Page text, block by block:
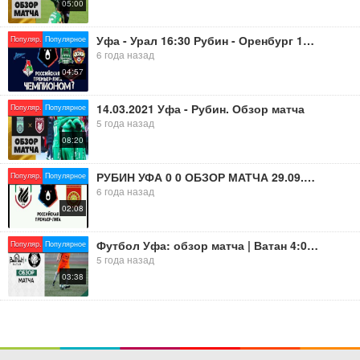
05:00
Популяр. Популярное
04:57
Уфа - Урал 16:30 Рубин - Оренбург 18:30 Краснодар - Зенит.20-30.5 июля 2020 г.СУПЕРПРОГНОЗ.
6 года назад
Популяр. Популярное
08:20
14.03.2021 Уфа - Рубин. Обзор матча
5 года назад
Популяр. Популярное
02:08
РУБИН УФА 0 0 ОБЗОР МАТЧА 29.09.2019 ВИДЕО ОБЗОР ФУТБОЛ ИГРУШКИ
6 года назад
Популяр. Популярное
03:38
Футбол Уфа: обзор матча | Ватан 4:0 ЛФК Уфа Юнайтед
5 года назад